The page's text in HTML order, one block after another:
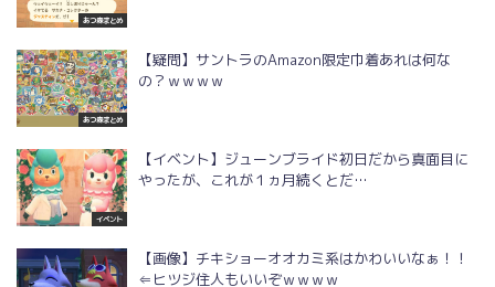
あつ森まとめ
あつ森まとめ
【疑問】サントラのAmazon限定巾着あれは何な
の？ｗｗｗｗ
イベント
【イベント】ジューンブライド初日だから真面目に
やったが、これが１ヵ月続くとだ…
【画像】チキショーオオカミ系はかわいいなぁ！！
⇐ヒツジ住人もいいぞｗｗｗｗ